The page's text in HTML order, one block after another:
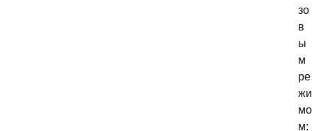
зо
в
ы
м
ре
жи
мо
м: